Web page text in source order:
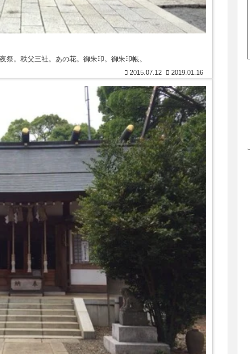
。秩父三社。あの花。御朱印。御朱印帳。
2015.07.12 2019.01.16